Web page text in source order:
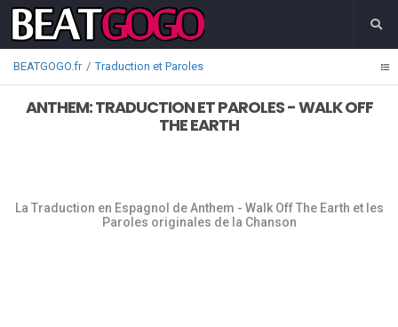
BEATGOGO.fr Traduction et Paroles
ANTHEM: TRADUCTION ET PAROLES - WALK OFF
THE EARTH
La Traduction en Espagnol de Anthem - Walk Off The Earth et les
Paroles originales de la Chanson